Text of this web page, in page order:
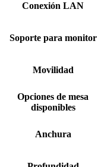
Conexión LAN
Soporte para monitor
Movilidad
Opciones de mesa
disponibles
Anchura